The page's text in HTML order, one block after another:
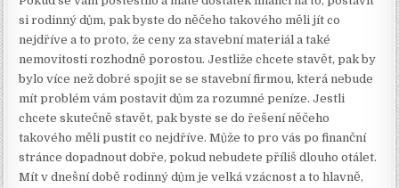
si rodinný dům, pak byste do něčeho takového měli jít co
nejdříve a to proto, že ceny za stavební materiál a také
nemovitosti rozhodně porostou. Jestliže chcete stavět, pak by
bylo více než dobré spojit se se stavební firmou, která nebude
mít problém vám postavit dům za rozumné peníze. Jestli
chcete skutečně stavět, pak byste se do řešení něčeho
takového měli pustit co nejdříve. Může to pro vás po finanční
stránce dopadnout dobře, pokud nebudete příliš dlouho otálet.
Mít v dnešní době rodinný dům je velká vzácnost a to hlavně,